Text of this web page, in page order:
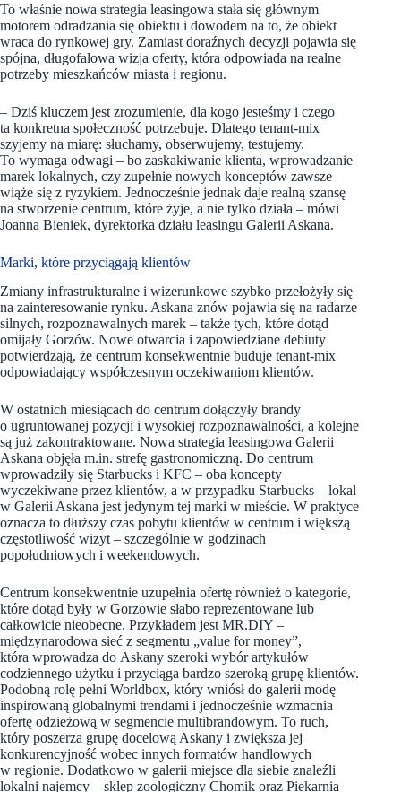
To właśnie nowa strategia leasingowa stała się głównym
motorem odradzania się obiektu i dowodem na to, że obiekt
wraca do rynkowej gry. Zamiast doraźnych decyzji pojawia się
spójna, długofalowa wizja oferty, która odpowiada na realne
potrzeby mieszkańców miasta i regionu.
– Dziś kluczem jest zrozumienie, dla kogo jesteśmy i czego
ta konkretna społeczność potrzebuje. Dlatego tenant-mix
szyjemy na miarę: słuchamy, obserwujemy, testujemy.
To wymaga odwagi – bo zaskakiwanie klienta, wprowadzanie
marek lokalnych, czy zupełnie nowych konceptów zawsze
wiąże się z ryzykiem. Jednocześnie jednak daje realną szansę
na stworzenie centrum, które żyje, a nie tylko działa – mówi
Joanna Bieniek, dyrektorka działu leasingu Galerii Askana.
Marki, które przyciągają klientów
Zmiany infrastrukturalne i wizerunkowe szybko przełożyły się
na zainteresowanie rynku. Askana znów pojawia się na radarze
silnych, rozpoznawalnych marek – także tych, które dotąd
omijały Gorzów. Nowe otwarcia i zapowiedziane debiuty
potwierdzają, że centrum konsekwentnie buduje tenant-mix
odpowiadający współczesnym oczekiwaniom klientów.
W ostatnich miesiącach do centrum dołączyły brandy
o ugruntowanej pozycji i wysokiej rozpoznawalności, a kolejne
są już zakontraktowane. Nowa strategia leasingowa Galerii
Askana objęła m.in. strefę gastronomiczną. Do centrum
wprowadziły się Starbucks i KFC – oba koncepty
wyczekiwane przez klientów, a w przypadku Starbucks – lokal
w Galerii Askana jest jedynym tej marki w mieście. W praktyce
oznacza to dłuższy czas pobytu klientów w centrum i większą
częstotliwość wizyt – szczególnie w godzinach
popołudniowych i weekendowych.
Centrum konsekwentnie uzupełnia ofertę również o kategorie,
które dotąd były w Gorzowie słabo reprezentowane lub
całkowicie nieobecne. Przykładem jest MR.DIY –
międzynarodowa sieć z segmentu „value for money”,
która wprowadza do Askany szeroki wybór artykułów
codziennego użytku i przyciąga bardzo szeroką grupę klientów.
Podobną rolę pełni Worldbox, który wniósł do galerii modę
inspirowaną globalnymi trendami i jednocześnie wzmacnia
ofertę odzieżową w segmencie multibrandowym. To ruch,
który poszerza grupę docelową Askany i zwiększa jej
konkurencyjność wobec innych formatów handlowych
w regionie. Dodatkowo w galerii miejsce dla siebie znaleźli
lokalni najemcy – sklep zoologiczny Chomik oraz Piekarnia